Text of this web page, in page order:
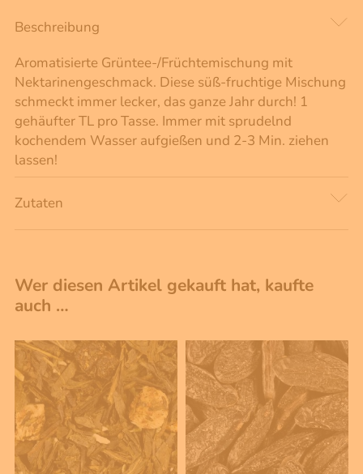
Beschreibung
Aromatisierte Grüntee-/Früchtemischung mit
Nektarinengeschmack. Diese süß-fruchtige Mischung
schmeckt immer lecker, das ganze Jahr durch! 1
gehäufter TL pro Tasse. Immer mit sprudelnd
kochendem Wasser aufgießen und 2-3 Min. ziehen
lassen!
Zutaten
Wer diesen Artikel gekauft hat, kaufte
auch …